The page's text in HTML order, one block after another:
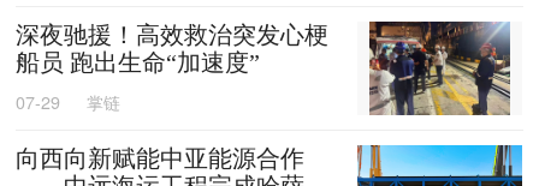
深夜驰援！高效救治突发心梗
船员 跑出生命“加速度”
07-29 掌链
向西向新赋能中亚能源合作